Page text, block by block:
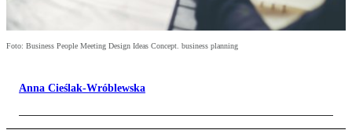
Foto: Business People Meeting Design Ideas Concept. business planning
Anna Cieślak-Wróblewska